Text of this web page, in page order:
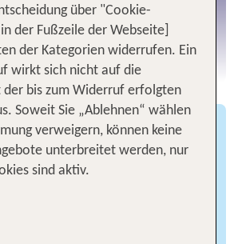
Partner
und Umbuchung bis
über "Cookie-
der Fußzeile der Webseite]
der Kategorien widerrufen. Ein
wirkt sich nicht auf die
der bis zum Widerruf erfolgten
Soweit Sie „Ablehnen“ wählen
verweigern, können keine
unterbreitet werden, nur
sind aktiv.